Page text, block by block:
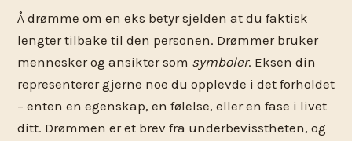
Å drømme om en eks betyr sjelden at du faktisk
lengter tilbake til den personen. Drømmer bruker
mennesker og ansikter som symboler. Eksen din
representerer gjerne noe du opplevde i det forholdet
– enten en egenskap, en følelse, eller en fase i livet
ditt. Drømmen er et brev fra underbevisstheten, og